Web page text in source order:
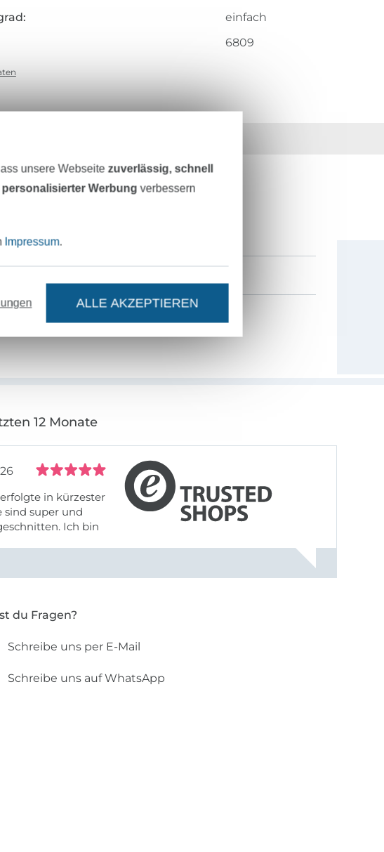
einfach
6809
NEUESTEN STAND SEIN?
einen
12 Monate
in kürzester
Ich bin
du Fragen?
Schreibe uns per E-Mail
Schreibe uns auf WhatsApp
unsere Webseitezuverlässig, schnell
personalisierter Werbung verbessern
Impressum.
ALLE AKZEPTIEREN